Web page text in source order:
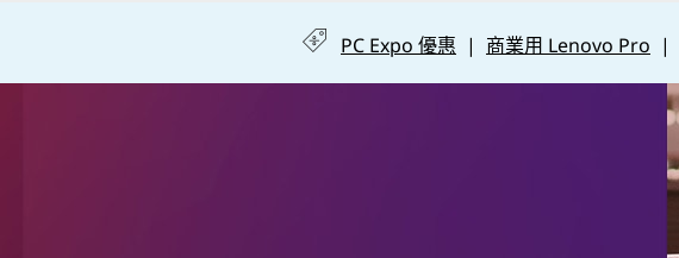
e
PC Expo 優惠 | 商業用 Lenovo Pro |